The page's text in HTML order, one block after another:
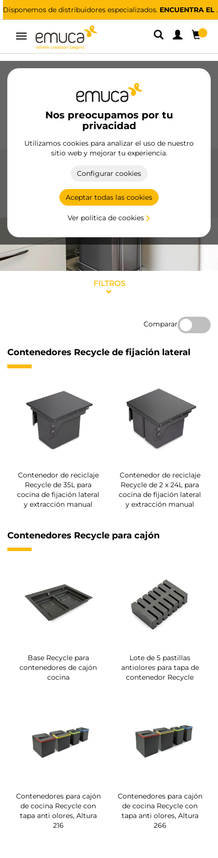
Disponemos de distribuidores especializados.ENCUENTRA EL MÁS CERCANO
Alternar
navegación
Nos preocupamos por tu
privacidad
Utilizamos cookies para analizar el uso de nuestro
sitio web y mejorar tu experiencia.
Configurar cookies
Aceptar todas las cookies
Ver política de cookies
Bisagras
Cocina Montaje
Bases Expositores
Cubos de basura
cocina con opciones de fijación lateral, inferior y reciclaje,
fabricados con materiales duraderos.
FILTROS
Comparar
Contenedores Recycle de fijación lateral
Contenedor de reciclaje
Recycle de 35L para
cocina de fijación lateral
y extracción manual
Contenedor de reciclaje
Recycle de 2 x 24L para
cocina de fijación lateral
y extracción manual
Contenedores Recycle para cajón
Base Recycle para
contenedores de cajón
cocina
Lote de 5 pastillas
antiolores para tapa de
contenedor Recycle
Contenedores para cajón
de cocina Recycle con
tapa anti olores, Altura
216
Contenedores para cajón
de cocina Recycle con
tapa anti olores, Altura
266